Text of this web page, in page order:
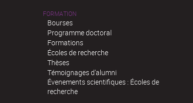
FORMATION
Bourses
Programme doctoral
Formations
Écoles de recherche
Thèses
Témoignages d'alumni
Évenements scientifiques : Écoles de
recherche